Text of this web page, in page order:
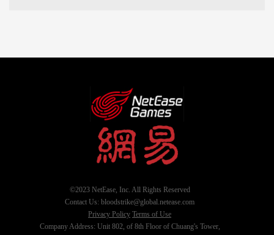
©2023 NetEase, Inc. All Rights Reserved
Contact Us: bloodstrike@global.netease.com
Privacy Policy Terms of Use
Company Address: Unit 802, of 8th Floor of Chuang's Tower,